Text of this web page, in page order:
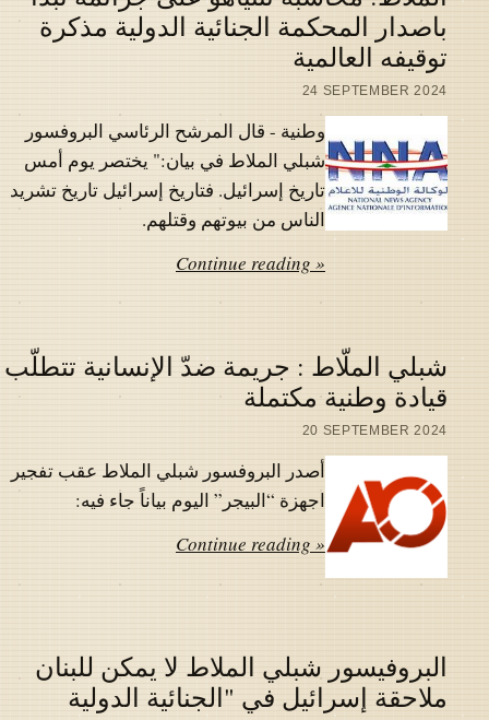
باصدار المحكمة الجنائية الدولية مذكرة
توقيفه العالمية
24 SEPTEMBER 2024
وطنية - قال المرشح الرئاسي البروفسور
شبلي الملاط في بيان:" يختصر يوم أمس
تاريخ إسرائيل. فتاريخ إسرائيل تاريخ تشريد
الناس من بيوتهم وقتلهم.
Continue reading »
شبلي الملّاط : جريمة ضدّ الإنسانية تتطلّب
قيادة وطنية مكتملة
20 SEPTEMBER 2024
أصدر البروفسور شبلي الملاط عقب تفجير
اجهزة “البيجر” اليوم بياناً جاء فيه:
Continue reading »
البروفيسور شبلي الملاط لا يمكن للبنان
ملاحقة إسرائيل في "الجنائية الدولية